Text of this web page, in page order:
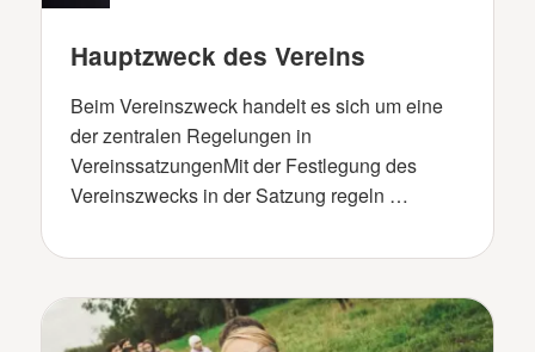
Hauptzweck des Vereins
Beim Vereinszweck handelt es sich um eine
der zentralen Regelungen in
VereinssatzungenMit der Festlegung des
Vereinszwecks in der Satzung regeln …